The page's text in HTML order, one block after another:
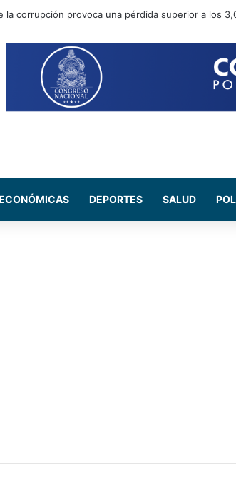
la corrupción provoca una pérdida superior a los
DEPORTES SALUD